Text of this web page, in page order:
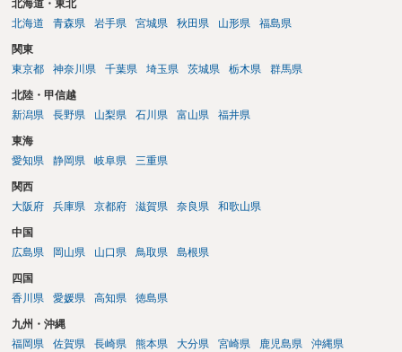
北海道・東北
北海道
青森県 岩手県 宮城県 秋田県 山形県 福島県
関東
東京都
神奈川県 千葉県 埼玉県 茨城県 栃木県 群馬県
北陸・甲信越
新潟県
長野県 山梨県 石川県 富山県 福井県
東海
愛知県
静岡県 岐阜県 三重県
関西
大阪府
兵庫県 京都府 滋賀県 奈良県 和歌山県
中国
広島県
岡山県 山口県 鳥取県 島根県
四国
香川県
愛媛県 高知県 徳島県
九州・沖縄
福岡県
佐賀県 長崎県 熊本県 大分県 宮崎県 鹿児島県 沖縄県